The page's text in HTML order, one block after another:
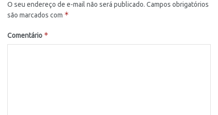
O seu endereço de e-mail não será publicado. Campos obrigatórios
são marcados com *
Comentário *